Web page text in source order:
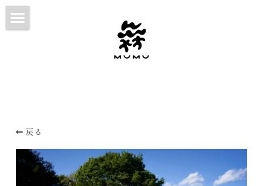
NOTE
日本語
戻る